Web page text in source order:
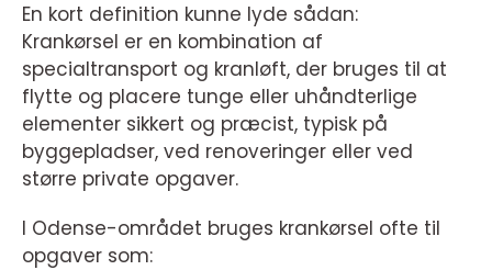
En kort definition kunne lyde sådan:
Krankørsel er en kombination af
specialtransport og kranløft, der bruges til at
flytte og placere tunge eller uhåndterlige
elementer sikkert og præcist, typisk på
byggepladser, ved renoveringer eller ved
større private opgaver.
I Odense-området bruges krankørsel ofte til
opgaver som: